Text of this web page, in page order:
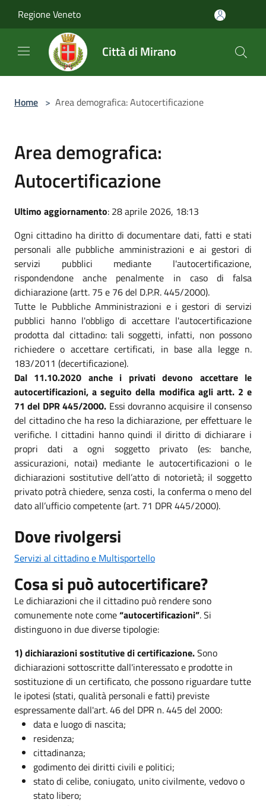
Regione Veneto
Città di Mirano
Home > Area demografica: Autocertificazione
Area demografica:
Autocertificazione
Ultimo aggiornamento: 28 aprile 2026, 18:13
Ogni cittadino ha diritto di documentare dati, fatti e stati
personali alle pubbliche amministrazioni e ai gestori di
servizi pubblici mediante l'autocertificazione,
rispondendone anche penalmente in caso di falsa
dichiarazione (artt. 75 e 76 del D.P.R. 445/2000).
Tutte le Pubbliche Amministrazioni e i gestori di servizi
pubblici hanno l'obbligo di accettare l'autocertificazione
prodotta dal cittadino: tali soggetti, infatti, non possono
richiedere o accettare certificati, in base alla legge n.
183/2011 (decertificazione).
Dal 11.10.2020 anche i privati devono accettare le
autocertificazioni, a seguito della modifica agli artt. 2 e
71 del DPR 445/2000. Essi dovranno acquisire il consenso
del cittadino che ha reso la dichiarazione, per effettuare le
verifiche. I cittadini hanno quindi il diritto di dichiarare i
propri dati a ogni soggetto privato (es: banche,
assicurazioni, notai) mediante le autocertificazioni o le
dichiarazioni sostitutive dell’atto di notorietà; il soggetto
privato potrà chiedere, senza costi, la conferma o meno del
dato all’ufficio competente (art. 71 DPR 445/2000).
Dove rivolgersi
Servizi al cittadino e Multisportello
Cosa si può autocertificare?
Le dichiarazioni che il cittadino può rendere sono
comunemente note come“autocertificazioni”. Si
distinguono in due diverse tipologie:
1) dichiarazioni sostitutive di certificazione.Sono
dichiarazioni sottoscritte dall'interessato e prodotte in
sostituzione di un certificato, che possono riguardare tutte
le ipotesi (stati, qualità personali e fatti) previste
espressamente dall'art. 46 del DPR n. 445 del 2000:
data e luogo di nascita;
residenza;
cittadinanza;
godimento dei diritti civili e politici;
stato di celibe, coniugato, unito civilmente, vedovo o
stato libero;